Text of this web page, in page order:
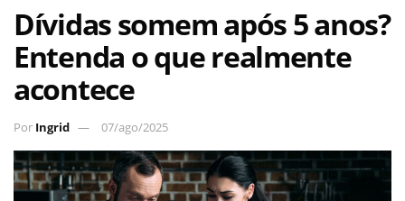
Dívidas somem após 5 anos?
Entenda o que realmente
acontece
Por Ingrid 07/ago/2025